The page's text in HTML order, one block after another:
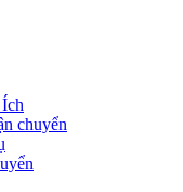
chuyển